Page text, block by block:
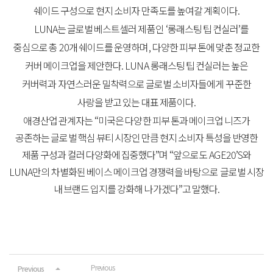
쉐이드구성으로현지소비자만족도를높여갈계획이다.
LUNA는글로벌베스트셀러제품인 ‘롱래스팅팁컨실러’를
중심으로총20개쉐이드를운영하며,다양한피부톤에맞춘정교한
커버메이크업을제안한다. LUNA롱래스팅팁컨실러는높은
커버력과자연스러운밀착력으로글로벌소비자들에게 꾸준한
사랑을받고있는대표제품이다.
애경산업관계자는“미국은다양한피부톤과메이크업 니즈가
공존하는글로벌핵심뷰티시장인 만큼현지소비자특성을반영한
제품구성과컬러다양화에집중했다”며 “앞으로도AGE20’S와
LUNA만의차별화된 베이스메이크업경쟁력을바탕으로 글로벌시장
내브랜드입지를강화해 나가겠다”고말했다.
Previous Previous